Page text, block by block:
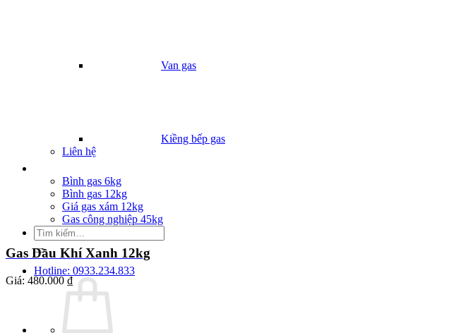
Van gas
Kiềng bếp gas
Liên hệ
Bình gas 6kg
Bình gas 12kg
Giá gas xám 12kg
Gas công nghiệp 45kg
Tìm
kiếm:
Hotline: 0933.234.833
Gas Dầu Khí Xanh 12kg
Giá: 480.000 ₫